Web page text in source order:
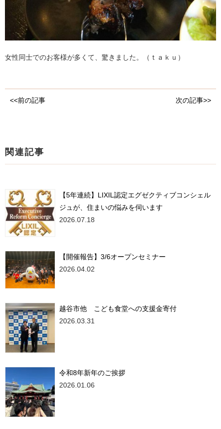
女性同士でのお客様が多くて、驚きました。（ｔａｋｕ）
<<前の記事 次の記事>>
関連記事
【5年連続】LIXIL認定エグゼクティブコンシェル
ジュが、住まいの悩みを伺います
2026.07.18
【開催報告】3/6オープンセミナー
2026.04.02
越谷市他 こども食堂への支援金寄付
2026.03.31
令和8年新年のご挨拶
2026.01.06